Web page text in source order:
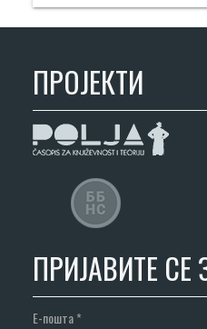
ПРОЈЕКТИ
ПРИЈАВИТЕ СЕ
Е-пошта*